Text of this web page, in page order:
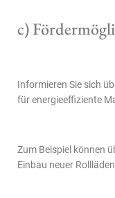
c)
Informieren Sie sich
für energieeffiziente
Zum Beispiel können
Einbau neuer